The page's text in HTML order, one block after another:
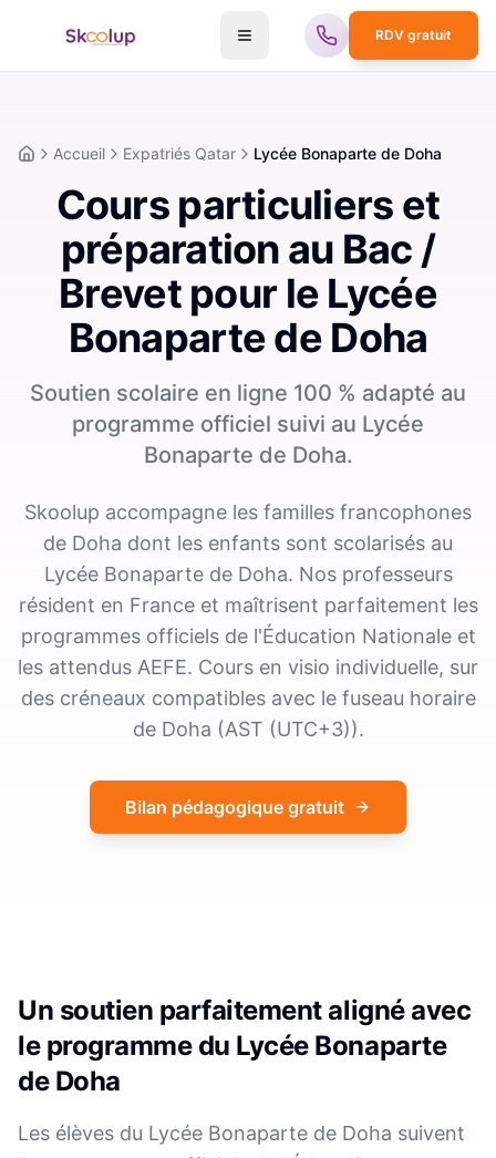
RDV gratuit
AccueilAccueil Expatriés Qatar Lycée Bonaparte de Doha
Cours particuliers et
préparation au Bac /
Brevet pour le Lycée
Bonaparte de Doha
Soutien scolaire en ligne 100 % adapté au
programme officiel suivi au Lycée
Bonaparte de Doha.
Skoolup accompagne les familles francophones
de Doha dont les enfants sont scolarisés au
Lycée Bonaparte de Doha. Nos professeurs
résident en France et maîtrisent parfaitement les
programmes officiels de l'Éducation Nationale et
les attendus AEFE. Cours en visio individuelle, sur
des créneaux compatibles avec le fuseau horaire
de Doha (AST (UTC+3)).
Bilan pédagogique gratuit
Un soutien parfaitement aligné avec
le programme du Lycée Bonaparte
de Doha
Les élèves du Lycée Bonaparte de Doha suivent